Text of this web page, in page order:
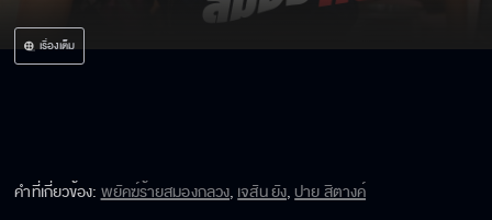
เรื่องเต็ม
คำที่เกี่ยวข้อง:พยัคฆ์ร้ายสมองกลวง,เจสัน ยัง,ปาย สิตางค์